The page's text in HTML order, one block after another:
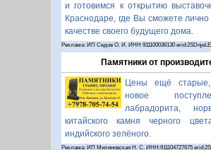
и готовимся к открытию
Краснодаре, где Вы сможете лично
качестве своего будущего дома.
Реклама: ИП Седов О. И. ИНН 911100036130
Памятники от
Цены ещё
новое
лабрадорита,
китайского камня черного
индийского зелёного.
Реклама: ИП Миляновская Н. С. ИНН:911104727675